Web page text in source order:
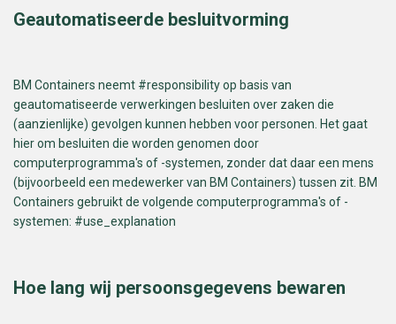
Geautomatiseerde besluitvorming
BM Containers neemt #responsibility op basis van
geautomatiseerde verwerkingen besluiten over zaken die
(aanzienlijke) gevolgen kunnen hebben voor personen. Het gaat
hier om besluiten die worden genomen door
computerprogramma's of -systemen, zonder dat daar een mens
(bijvoorbeeld een medewerker van BM Containers) tussen zit. BM
Containers gebruikt de volgende computerprogramma's of -
systemen: #use_explanation
Hoe lang wij persoonsgegevens bewaren